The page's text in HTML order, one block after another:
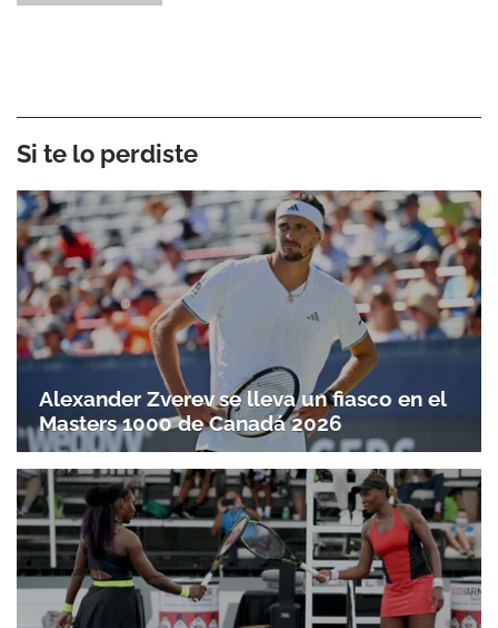
Si te lo perdiste
Alexander Zverev se lleva un fiasco en el
Masters 1000 de Canadá 2026